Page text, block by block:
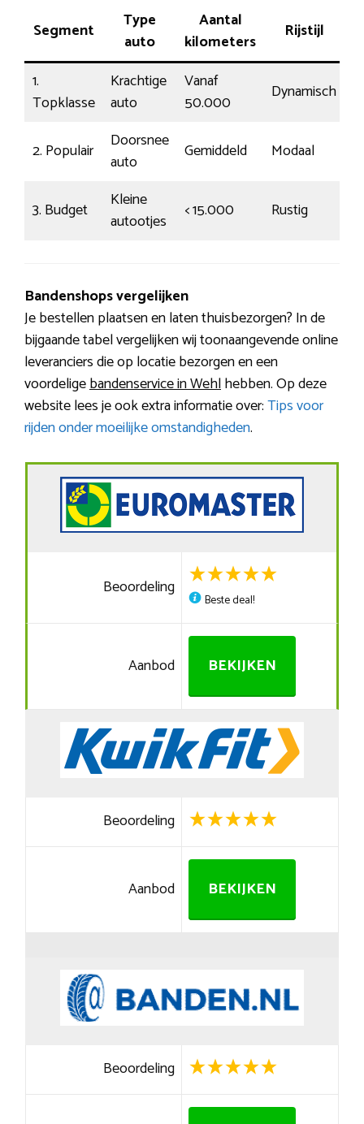
Segment
Type
auto
Aantal
kilometers
Rijstijl
1.
Topklasse
Krachtige
auto
Vanaf
50.000
Dynamisch
2. Populair
Doorsnee
auto
Gemiddeld Modaal
3. Budget
Kleine
autootjes
< 15.000 Rustig
Bandenshops vergelijken
Je bestellen plaatsen en laten thuisbezorgen? In de
bijgaande tabel vergelijken wij toonaangevende online
leveranciers die op locatie bezorgen en een
voordeligebandenservice in Wehlhebben. Op deze
website lees je ook extra informatie over:Tips voor
rijden onder moeilijke omstandigheden.
Beoordeling
Beste deal!
Aanbod BEKIJKEN
Beoordeling
Aanbod BEKIJKEN
Beoordeling